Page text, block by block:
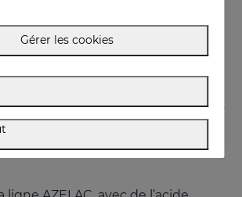
Convient aux peaux grasses ou à tendance acnéique
29.95 €
Gérer les cookies